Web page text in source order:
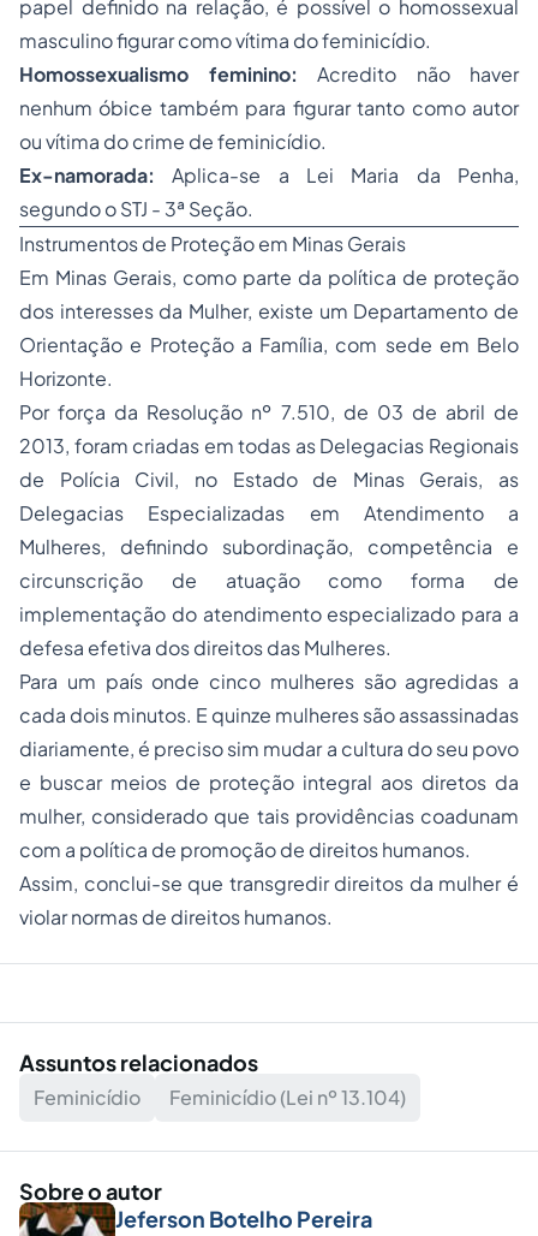
papel definido na relação, é possível o homossexual
masculino figurar como vítima do feminicídio.
Homossexualismo feminino: Acredito não haver
nenhum óbice também para figurar tanto como autor
ou vítima do crime de feminicídio.
Ex-namorada: Aplica-se a Lei Maria da Penha,
segundo o STJ - 3ª Seção.
Instrumentos de Proteção em Minas Gerais
Em Minas Gerais, como parte da política de proteção
dos interesses da Mulher, existe um Departamento de
Orientação e Proteção a Família, com sede em Belo
Horizonte.
Por força da Resolução nº 7.510, de 03 de abril de
2013, foram criadas em todas as Delegacias Regionais
de Polícia Civil, no Estado de Minas Gerais, as
Delegacias Especializadas em Atendimento a
Mulheres, definindo subordinação, competência e
circunscrição de atuação como forma de
implementação do atendimento especializado para a
defesa efetiva dos direitos das Mulheres.
Para um país onde cinco mulheres são agredidas a
cada dois minutos. E quinze mulheres são assassinadas
diariamente, é preciso sim mudar a cultura do seu povo
e buscar meios de proteção integral aos diretos da
mulher, considerado que tais providências coadunam
com a política de promoção de direitos humanos.
Assim, conclui-se que transgredir direitos da mulher é
violar normas de direitos humanos.
Assuntos relacionados
Feminicídio Feminicídio (Lei nº 13.104)
Sobre o autor
Jeferson Botelho Pereira